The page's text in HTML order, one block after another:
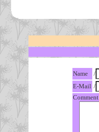
Name
/
E-Mail /
Comment